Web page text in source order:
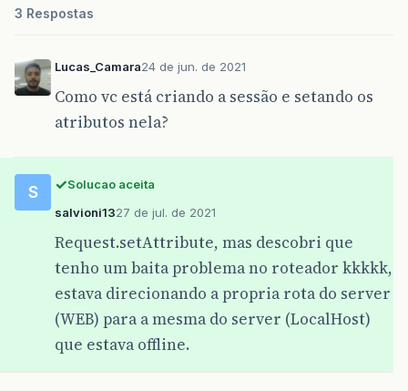
3 Respostas
Lucas_Camara24 de jun. de 2021
Como vc está criando a sessão e setando os
atributos nela?
S
Solucao aceita
salvioni1327 de jul. de 2021
Request.setAttribute, mas descobri que
tenho um baita problema no roteador kkkkk,
estava direcionando a propria rota do server
(WEB) para a mesma do server (LocalHost)
que estava offline.